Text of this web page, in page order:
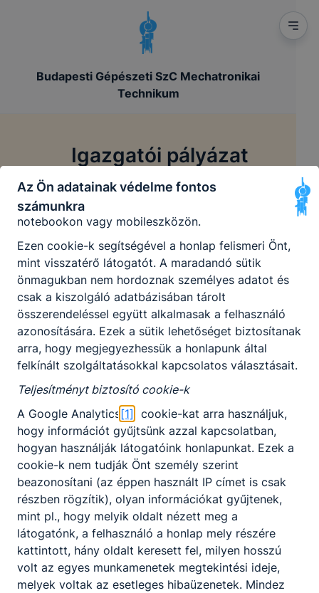
Budapesti Gépészeti SzC Mechatronikai
Technikum
Igazgatói pályázat
Főoldal
Igazgatói pályázat
Igazgatói pályázat Nagy Endre 2024.04.30.
Partnereink
Az Ön adatainak védelme fontos
számunkra
végeztével, illetve a böngésző bezárásával ezek a
cookie-k automatikusan törlődnek a
Ezen cookie-k alkalmazása nélkül nem tudjuk
garantálni Önnek honlapunk használatát.
Használatot elősegítő “maradandó sütik” persistent
cookie-k
A “maradandó sütik” (persistent cookie) a honlap
elhagyását követően is tárolódnak a számítógépen,
notebookon vagy mobileszközön.
Ezen cookie-k segítségével a honlap felismeri Önt,
mint visszatérő látogatót. A maradandó sütik
önmagukban nem hordoznak személyes adatot és
csak a kiszolgáló adatbázisában tárolt
összerendeléssel együtt alkalmasak a felhasználó
azonosítására. Ezek a sütik lehetőséget biztosítanak
arra, hogy megjegyezhessük a honlapunk által
felkínált szolgáltatásokkal kapcsolatos választásait.
Teljesítményt biztosító cookie-k
A Google Analytics [1] cookie-kat arra használjuk,
hogy információt gyűjtsünk azzal kapcsolatban,
hogyan használják látogatóink honlapunkat. Ezek a
cookie-k nem tudják Önt személy szerint
beazonosítani (az éppen használt IP címet is csak
részben rögzítik), olyan információkat gyűjtenek,
mint pl., hogy melyik oldalt nézett meg a
látogatónk, a felhasználó a honlap mely részére
kattintott, hány oldalt keresett fel, milyen hosszú
volt az egyes munkamenetek megtekintési ideje,
melyek voltak az esetleges hibaüzenetek. Mindez